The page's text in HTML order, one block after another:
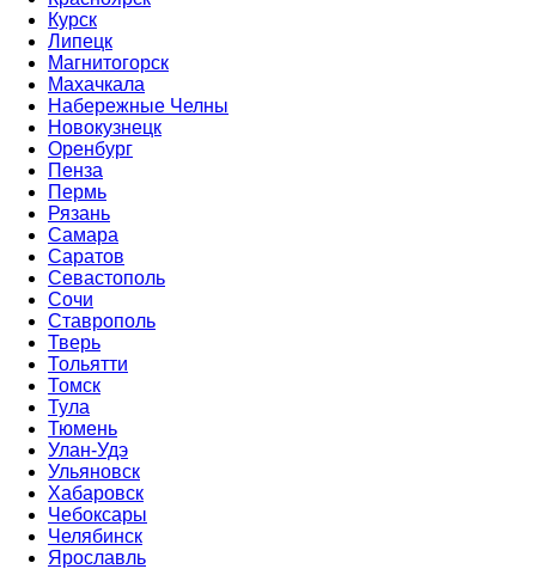
Курск
Липецк
Магнитогорск
Махачкала
Набережные Челны
Новокузнецк
Оренбург
Пенза
Пермь
Рязань
Самара
Саратов
Севастополь
Сочи
Ставрополь
Тверь
Тольятти
Томск
Тула
Тюмень
Улан-Удэ
Ульяновск
Хабаровск
Чебоксары
Челябинск
Ярославль